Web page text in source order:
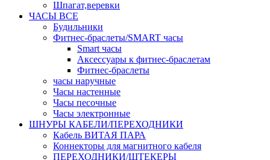
Шпагат,веревки
ЧАСЫ ВСЕ
Будильники
Фитнес-браслеты/SMART часы
Smart часы
Аксессуары к фитнес-браслетам
Фитнес-браслеты
часы наручные
Часы настенные
Часы песочные
Часы электронные
ШНУРЫ КАБЕЛИ/ПЕРЕХОДНИКИ
Кабель ВИТАЯ ПАРА
Коннекторы для магнитного кабеля
ПЕРЕХОДНИКИ/ШТЕКЕРЫ